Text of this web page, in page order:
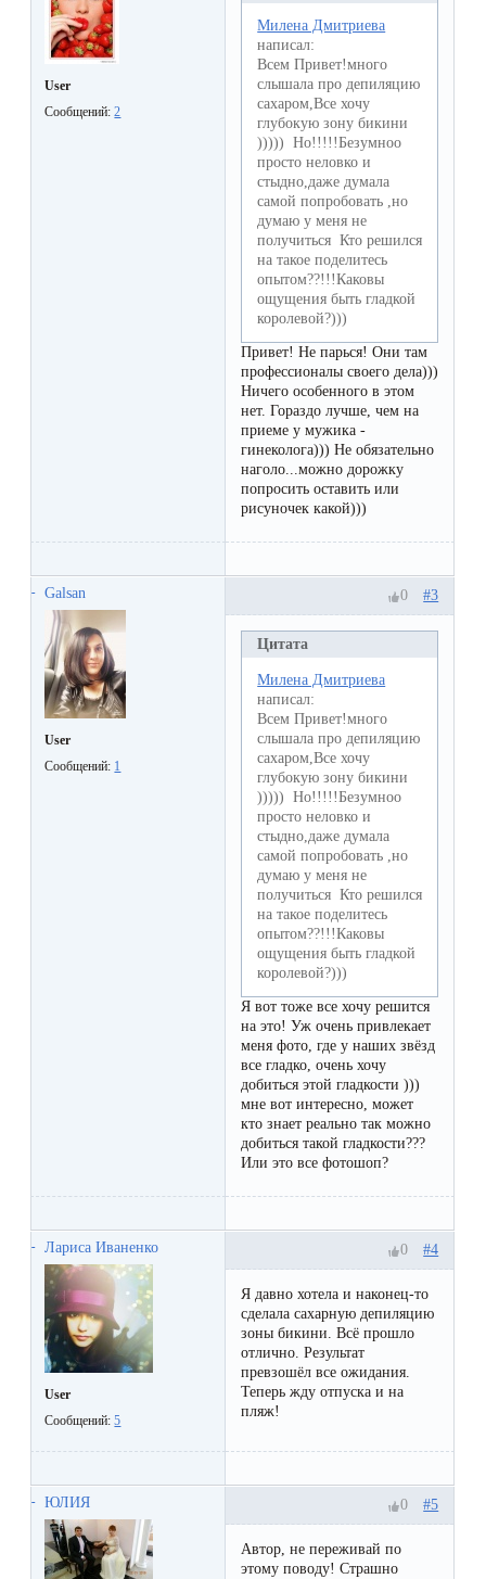
Формула-1
перед
визитом
косметологу?
Рекомендации
по
уходу
или
депиляция?
User
Сообщений:2
Милена Дмитриева
написал:
Всем Привет!много
слышала про депиляцию
сахаром,Все хочу
глубокую зону бикини
))))) Но!!!!!Безумноо
просто неловко и
стыдно,даже думала
самой попробовать ,но
думаю у меня не
получиться Кто решился
на такое поделитесь
опытом??!!!Каковы
ощущения быть гладкой
королевой?)))
Привет! Не парься! Они там
профессионалы своего дела)))
Ничего особенного в этом
нет. Гораздо лучше, чем на
приеме у мужика -
гинеколога))) Не обязательно
наголо...можно дорожку
попросить оставить или
рисуночек какой)))
Galsan
User
Сообщений: 1
#3
0
Цитата
Милена Дмитриева
написал:
Всем Привет!много
слышала про депиляцию
сахаром,Все хочу
глубокую зону бикини
))))) Но!!!!!Безумноо
просто неловко и
стыдно,даже думала
самой попробовать ,но
думаю у меня не
получиться Кто решился
на такое поделитесь
опытом??!!!Каковы
ощущения быть гладкой
королевой?)))
Я вот тоже все хочу решится
на это! Уж очень привлекает
меня фото, где у наших звёзд
все гладко, очень хочу
добиться этой гладкости )))
мне вот интересно, может
кто знает реально так можно
добиться такой гладкости???
Или это все фотошоп?
Лариса Иваненко
User
Сообщений:5
#4
0
Я давно хотела и наконец-то
сделала сахарную депиляцию
зоны бикини. Всё прошло
отлично. Результат
превзошёл все ожидания.
Теперь жду отпуска и на
пляж!
ЮЛИЯ #5
0
Автор, не переживай по
этому поводу! Страшно